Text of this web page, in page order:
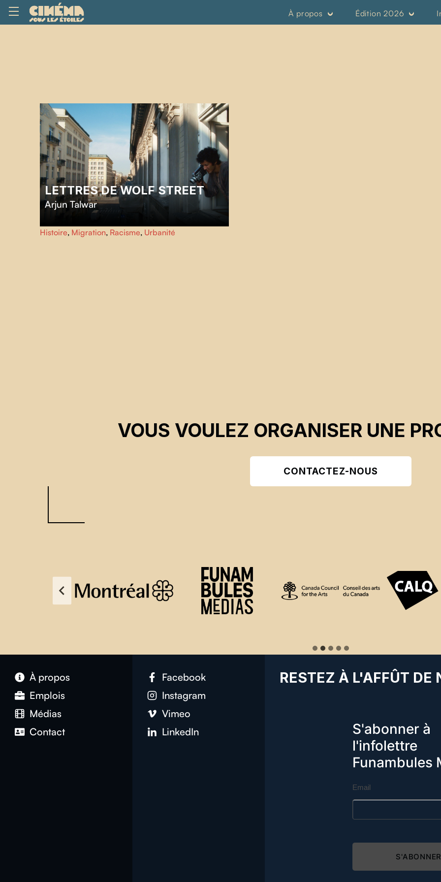
À propos Édition 2026
LETTRES DE WOLF STREET
Arjun Talwar
Une rue du centre de Varsovie se transforme en
kaléidoscope de la société polonaise. Derrière la caméra,
Histoire, Migration, Racisme, Urbanité
VOUS VOULEZ ORGANISER UNE
CONTACTEZ-NOUS
À propos
Emplois
Médias
Contact
Facebook
Instagram
Vimeo
LinkedIn
RESTEZ À L'AFFÛT DE
S'abonner à
l'infolettre
Funambules
Email
S'ABONNER